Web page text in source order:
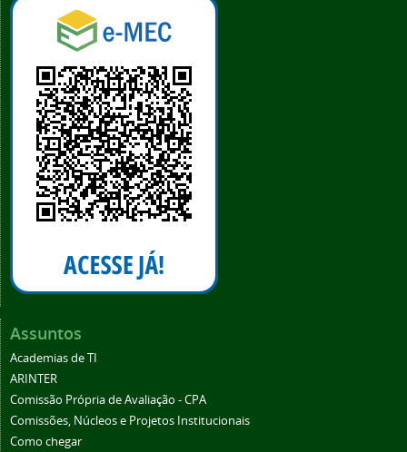
Assuntos
Academias de TI
ARINTER
Comissão Própria de Avaliação - CPA
Comissões, Núcleos e Projetos Institucionais
Como chegar